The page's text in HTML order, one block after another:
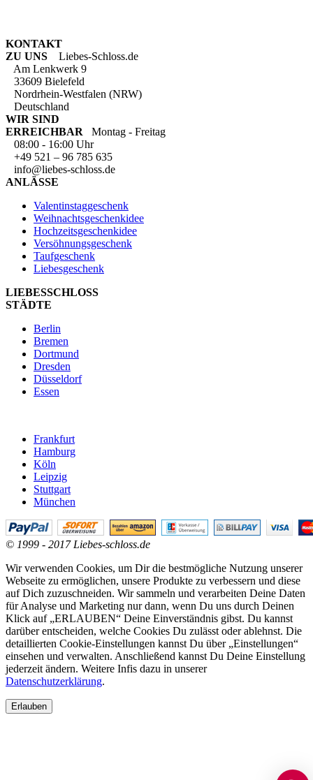
KONTAKT
ZU UNS
Liebes-Schloss.de
Am Lenkwerk 9
33609 Bielefeld
Nordrhein-Westfalen (NRW)
Deutschland
WIR SIND
ERREICHBAR
Montag - Freitag
08:00 - 16:00 Uhr
+49 521 – 96 785 635
info@liebes-schloss.de
ANLÄSSE
Valentinstaggeschenk
Weihnachtsgeschenkidee
Hochzeitsgeschenkidee
Versöhnungsgeschenk
Taufgeschenk
Liebesgeschenk
LIEBESSCHLOSS
STÄDTE
Berlin
Bremen
Dortmund
Dresden
Düsseldorf
Essen
Frankfurt
Hamburg
Köln
Leipzig
Stuttgart
München
© 1999 - 2017 Liebes-schloss.de
Wir verwenden Cookies, um Dir die bestmögliche Nutzung unserer
Webseite zu ermöglichen, unsere Produkte zu verbessern und diese
auf Dich zuzuschneiden. Wir sammeln und verarbeiten Deine Daten
für Analyse und Marketing nur dann, wenn Du uns durch Deinen
Klick auf „ERLAUBEN“ Deine Einverständnis gibst. Du kannst
darüber entscheiden, welche Cookies Du zulässt oder ablehnst. Die
detaillierten Cookie-Einstellungen kannst Du über „Einstellungen“
einsehen und verwalten. Anschließend kannst Du Deine Einstellung
jederzeit ändern. Weitere Infis dazu in unserer
Datenschutzerklärung.
Erlauben